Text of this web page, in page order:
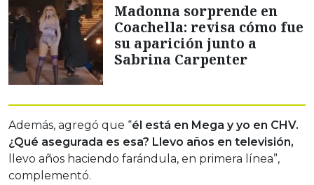
Madonna sorprende en
Coachella: revisa cómo fue
su aparición junto a
Sabrina Carpenter
Además, agregó que “él está en Mega y yo en CHV.
¿Qué asegurada es esa? Llevo años en televisión,
llevo años haciendo farándula, en primera línea”,
complementó.